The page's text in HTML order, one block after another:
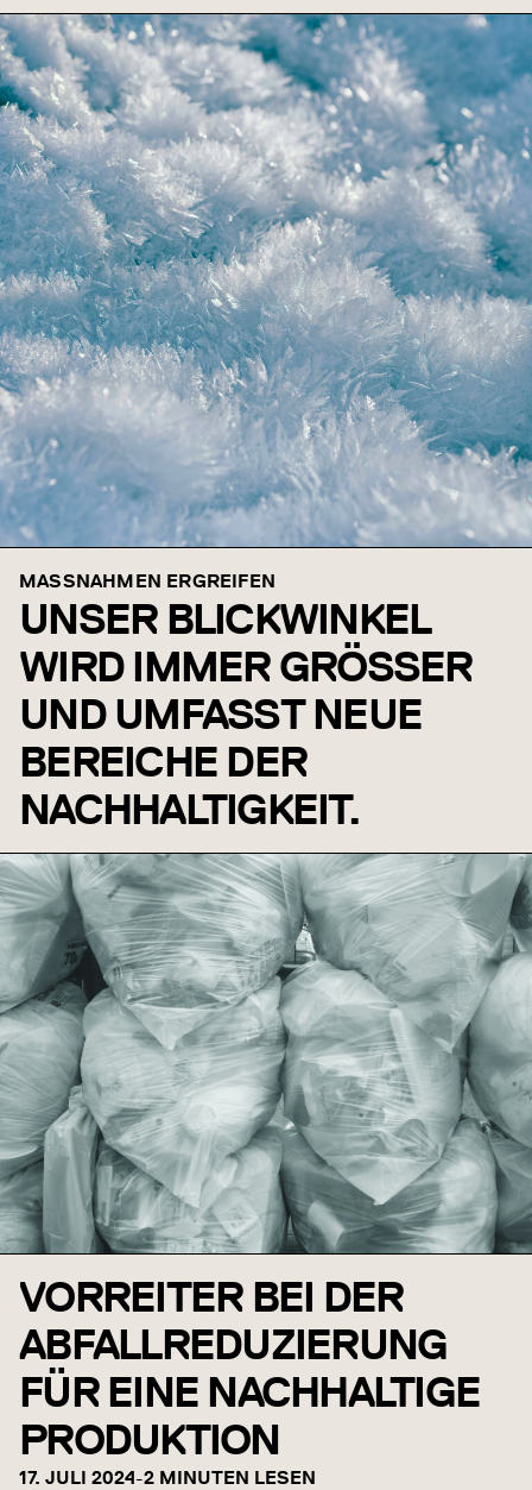
MASSNAHMEN ERGREIFEN
UNSER BLICKWINKEL
WIRD IMMER GRÖSSER U
ND UMFASST NEUE B
EREICHE DER N
ACHHALTIGKEIT.
VORREITER BEI DER
ABFALLREDUZIERUNG
FÜR EINE NACHHALTIGE
PRODUKTION
17. JULI 2024-2 MINUTEN LESEN